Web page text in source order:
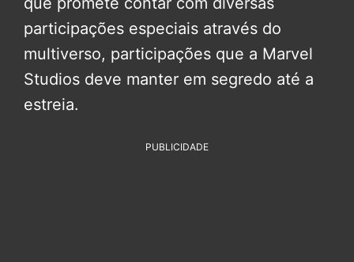
participações especiais através do
multiverso, participações que a Marvel
Studios deve manter em segredo até a
estreia.
PUBLICIDADE